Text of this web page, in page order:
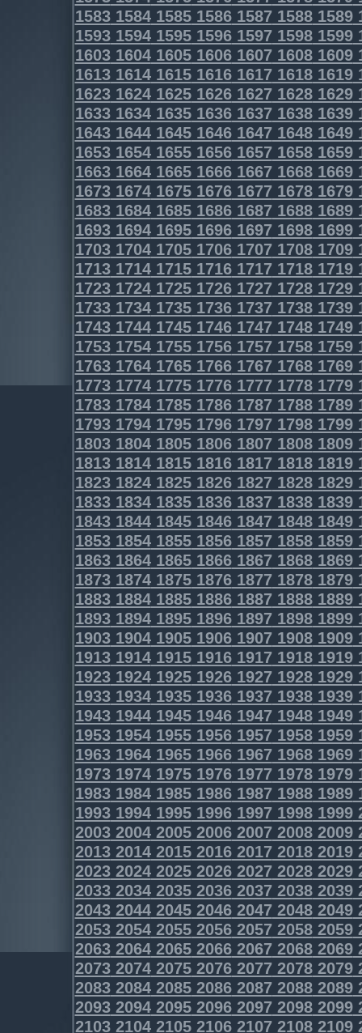
1583158415851586158715881589
1593159415951596159715981599
1603160416051606160716081609
1613161416151616161716181619
1623162416251626162716281629
1633163416351636163716381639
1643164416451646164716481649
1653165416551656165716581659
1663166416651666166716681669
1673167416751676167716781679
1683168416851686168716881689
1693169416951696169716981699
1703170417051706170717081709
1713171417151716171717181719
1723172417251726172717281729
1733173417351736173717381739
1743174417451746174717481749
1753175417551756175717581759
1763176417651766176717681769
1773177417751776177717781779
1783178417851786178717881789
1793179417951796179717981799
1803180418051806180718081809
1813181418151816181718181819
1823182418251826182718281829
1833183418351836183718381839
1843184418451846184718481849
1853185418551856185718581859
1863186418651866186718681869
1873187418751876187718781879
1883188418851886188718881889
1893189418951896189718981899
1903190419051906190719081909
1913191419151916191719181919
1923192419251926192719281929
1933193419351936193719381939
1943194419451946194719481949
1953195419551956195719581959
1963196419651966196719681969
1973197419751976197719781979
1983198419851986198719881989
1993199419951996199719981999
2003200420052006200720082009
2013201420152016201720182019
2023202420252026202720282029
2033203420352036203720382039
2043204420452046204720482049
2053205420552056205720582059
2063206420652066206720682069
2073207420752076207720782079
2083208420852086208720882089
2093209420952096209720982099
2103210421052106210721082109